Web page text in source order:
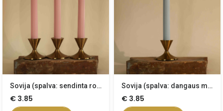
Sovija (spalva: sendinta rožė)
€ 3.85
Sovija (spalva: dangaus mėlyna)
€ 3.85